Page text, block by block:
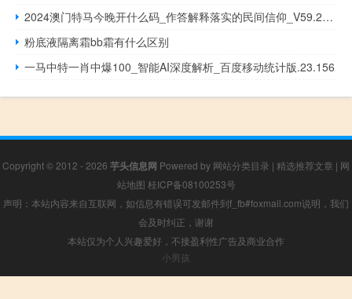
2024澳门特马今晚开什么码_作答解释落实的民间信仰_V59.26.23
粉底液隔离霜bb霜有什么区别
一马中特一肖中爆100_智能AI深度解析_百度移动统计版.23.156
Copyright © 2012 - 2026 芋头信息网 Powered by 网站分类目录 | 精选推荐文章 | 网
站地图 桂ICP备08100253号
声明：本站内容来自互联网，如信息有错误可发邮件到f_fb#foxmail.com说明，我们
会及时纠正，谢谢
本站仅为个人兴趣爱好，不接盈利性广告及商业合作
小男孩